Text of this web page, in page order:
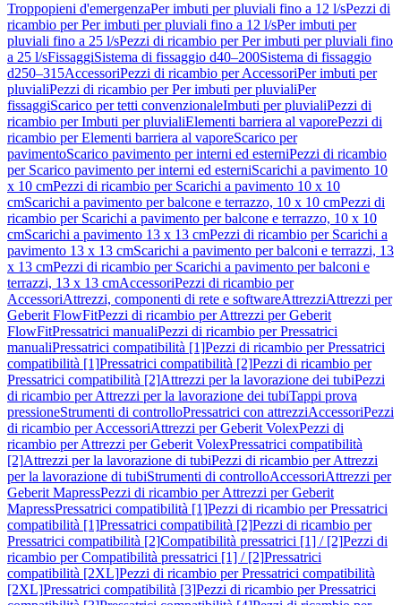
Troppopieni d'emergenzaPer imbuti per pluviali fino a 12 l/sPezzi di
ricambio per Per imbuti per pluviali fino a 12 l/sPer imbuti per
pluviali fino a 25 l/sPezzi di ricambio per Per imbuti per pluviali fino
a 25 l/sFissaggiSistema di fissaggio d40–200Sistema di fissaggio
d250–315AccessoriPezzi di ricambio per AccessoriPer imbuti per
pluvialiPezzi di ricambio per Per imbuti per pluvialiPer
fissaggiScarico per tetti convenzionaleImbuti per pluvialiPezzi di
ricambio per Imbuti per pluvialiElementi barriera al vaporePezzi di
ricambio per Elementi barriera al vaporeScarico per
pavimentoScarico pavimento per interni ed esterniPezzi di ricambio
per Scarico pavimento per interni ed esterniScarichi a pavimento 10
x 10 cmPezzi di ricambio per Scarichi a pavimento 10 x 10
cmScarichi a pavimento per balcone e terrazzo, 10 x 10 cmPezzi di
ricambio per Scarichi a pavimento per balcone e terrazzo, 10 x 10
cmScarichi a pavimento 13 x 13 cmPezzi di ricambio per Scarichi a
pavimento 13 x 13 cmScarichi a pavimento per balconi e terrazzi, 13
x 13 cmPezzi di ricambio per Scarichi a pavimento per balconi e
terrazzi, 13 x 13 cmAccessoriPezzi di ricambio per
AccessoriAttrezzi, componenti di rete e softwareAttrezziAttrezzi per
Geberit FlowFitPezzi di ricambio per Attrezzi per Geberit
FlowFitPressatrici manualiPezzi di ricambio per Pressatrici
manualiPressatrici compatibilità [1]Pezzi di ricambio per Pressatrici
compatibilità [1]Pressatrici compatibilità [2]Pezzi di ricambio per
Pressatrici compatibilità [2]Attrezzi per la lavorazione dei tubiPezzi
di ricambio per Attrezzi per la lavorazione dei tubiTappi prova
pressioneStrumenti di controlloPressatrici con attrezziAccessoriPezzi
di ricambio per AccessoriAttrezzi per Geberit VolexPezzi di
ricambio per Attrezzi per Geberit VolexPressatrici compatibilità
[2]Attrezzi per la lavorazione di tubiPezzi di ricambio per Attrezzi
per la lavorazione di tubiStrumenti di controlloAccessoriAttrezzi per
Geberit MapressPezzi di ricambio per Attrezzi per Geberit
MapressPressatrici compatibilità [1]Pezzi di ricambio per Pressatrici
compatibilità [1]Pressatrici compatibilità [2]Pezzi di ricambio per
Pressatrici compatibilità [2]Compatibilità pressatrici [1] / [2]Pezzi di
ricambio per Compatibilità pressatrici [1] / [2]Pressatrici
compatibilità [2XL]Pezzi di ricambio per Pressatrici compatibilità
[2XL]Pressatrici compatibilità [3]Pezzi di ricambio per Pressatrici